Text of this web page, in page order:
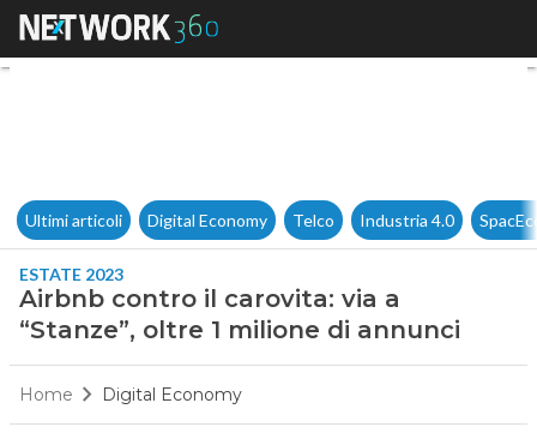
Airbnb contro il carovita: via
Ultimi articoli Digital Economy Telco Industria 4.0
ESTATE 2023
Airbnb contro il carovita: via a
“Stanze”, oltre 1 milione di annunci
Home Digital Economy